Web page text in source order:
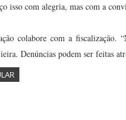
isso com alegria, mas com a
colabore com a fiscalização.
Denúncias podem ser feitas